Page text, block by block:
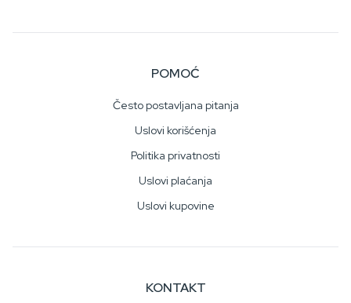
POMOĆ
Često postavljana pitanja
Uslovi korišćenja
Politika privatnosti
Uslovi plaćanja
Uslovi kupovine
KONTAKT